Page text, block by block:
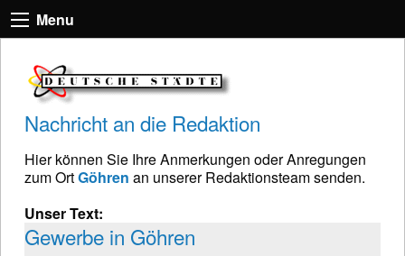
Menu
Nachricht an die Redaktion
Hier können Sie Ihre Anmerkungen oder Anregungen
zum OrtGöhren an unserer Redaktionsteam senden.
Unser Text:
Gewerbe in Göhren